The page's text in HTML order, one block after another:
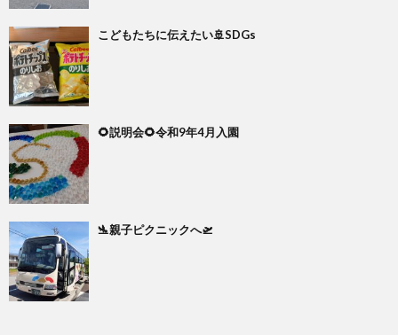
こどもたちに伝えたい🚢SDGs
🌻説明会🌻令和9年4月入園
🛬親子ピクニックへ🛫